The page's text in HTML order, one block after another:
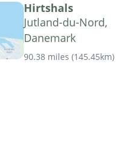
Hirtshals
Jutland-du-Nord,
Danemark
90.38 miles (145.45km)